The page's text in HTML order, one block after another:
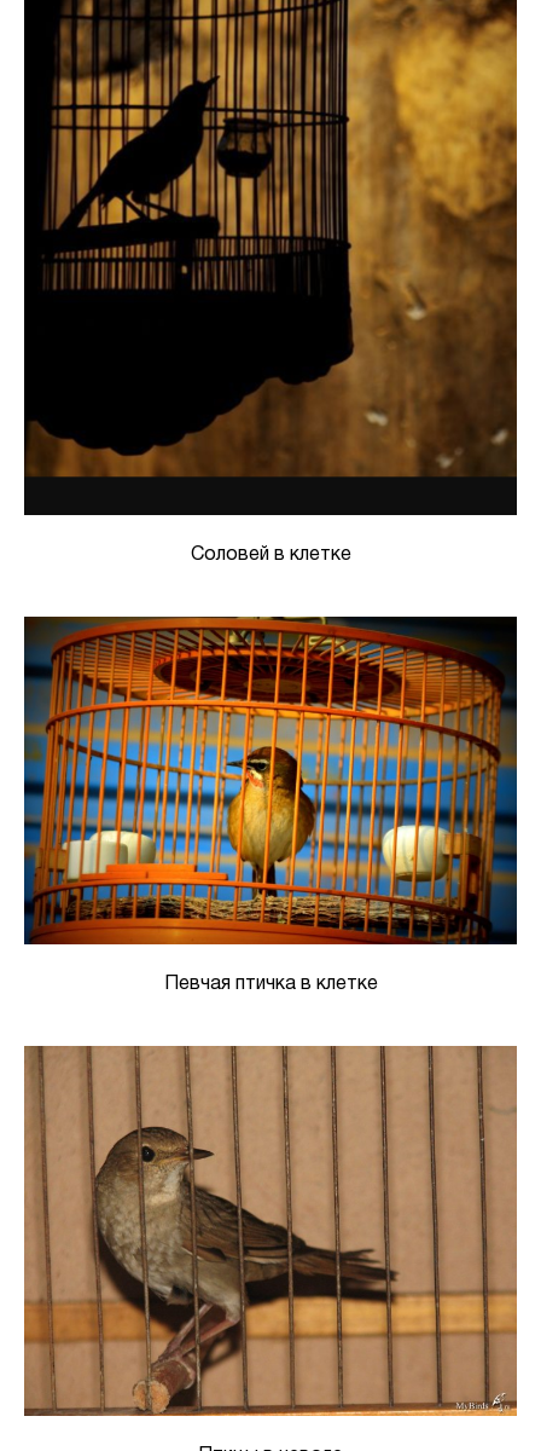
Соловей в клетке
Певчая птичка в клетке